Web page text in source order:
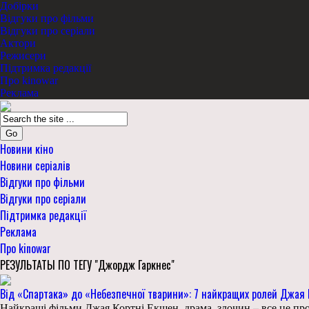
Добірки
Відгуки про фільми
Відгуки про серіали
Актори
Режисери
Підтримка редакції
Про kinowar
Реклама
Go
Новини кіно
Новини серіалів
Відгуки про фільми
Відгуки про серіали
Підтримка редакції
Реклама
Про kinowar
РЕЗУЛЬТАТЫ ПО ТЕГУ "Джордж Гаркнес"
Від «Спартака» до «Небезпечної тварини»: 7 найкращих ролей Джая